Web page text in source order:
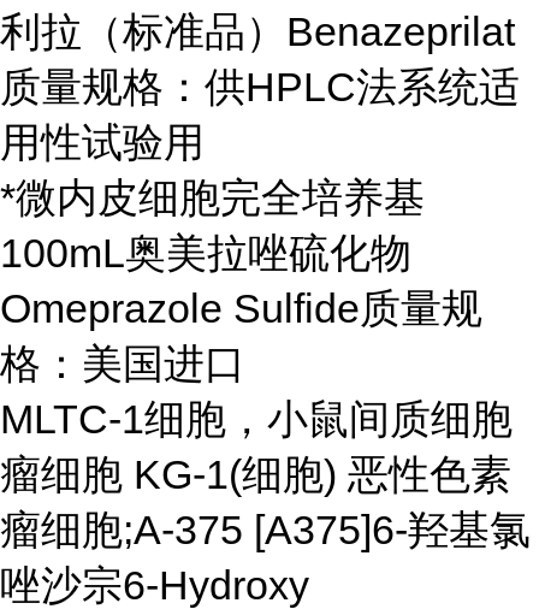
利拉（标准品）Benazeprilat
质量规格：供HPLC法系统适
用性试验用
*微内皮细胞完全培养基
100mL奥美拉唑硫化物
Omeprazole Sulfide质量规
格：美国进口
MLTC-1细胞，小鼠间质细胞
瘤细胞 KG-1(细胞) 恶性色素
瘤细胞;A-375 [A375]6-羟基氯
唑沙宗6-Hydroxy